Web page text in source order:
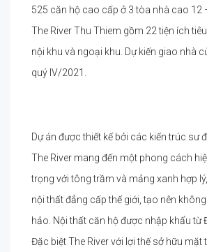
525 căn hộ cao cấp ở 3 tòa nhà cao 12
The River Thu Thiem gồm 22 tiện ích
nội khu và ngoại khu. Dự kiến giao nhà
quý IV/2021.
Dự án được thiết kế bởi các kiến trúc sư
The River mang đến một phong cách
trọng với tông trầm và mảng xanh hợp
nội thất đẳng cấp thế giới, tạo nên
hảo. Nội thất căn hộ được nhập khẩu từ
Đặc biệt The River với lợi thế sở hữu mặt